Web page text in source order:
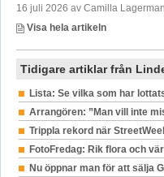
16 juli 2026 av Camilla Lagerman
Visa hela artikeln
Tidigare artiklar från
Lista: Se vilka som har
Arrangören: ”Man vill inte
Trippla rekord när
FotoFredag: Rik flora och
Nu öppnar man för att sälja